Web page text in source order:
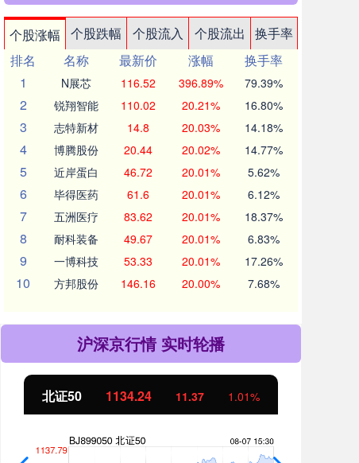
个股涨幅 个股跌幅 个股流入 个股流出
换手率
排名
名称 最新价 涨幅
换手率
1
N展芯 116.52 396.89% 79.39%
2 锐翔智能 110.02 20.21% 16.80%
3 志特新材 14.8 20.03% 14.18%
4 博腾股份 20.44 20.02% 14.77%
5 近岸蛋白 46.72 20.01% 5.62%
6 毕得医药 61.6 20.01% 6.12%
7 五洲医疗 83.62 20.01% 18.37%
8 耐科装备 49.67 20.01% 6.83%
9 一博科技 53.33 20.01% 17.26%
10 方邦股份 146.16 20.00% 7.68%
沪深京行情 实时轮播
北证50 1134.24 11.37 1.01%